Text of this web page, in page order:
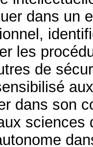
dans un
les
de
dans son
sciences